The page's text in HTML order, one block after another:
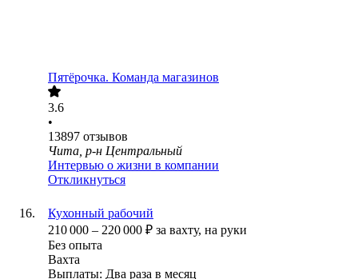
Пятёрочка. Команда магазинов
3.6
•
13897 отзывов
Чита, р-н Центральный
Интервью о жизни в компании
Откликнуться
Кухонный рабочий
210 000 – 220 000 ₽ за вахту, на руки
Без опыта
Вахта
Выплаты: Два раза в месяц